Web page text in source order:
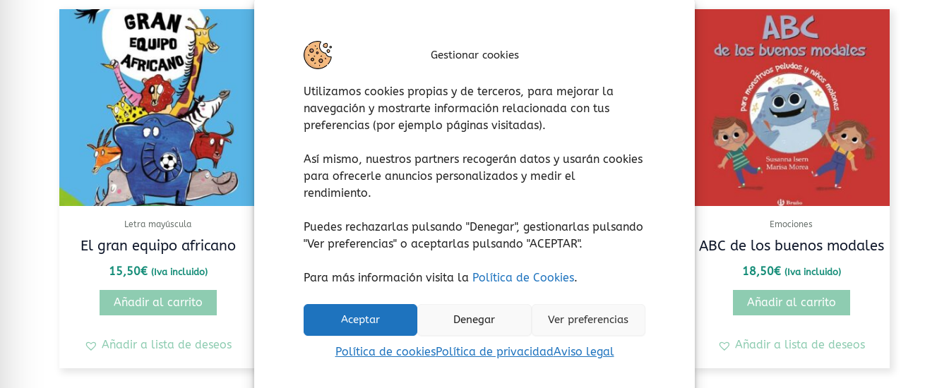
Gestionar cookies
Utilizamos cookies propias y de terceros, para mejorar la
navegación y mostrarte información relacionada con tus
preferencias (por ejemplo páginas visitadas).
Así mismo, nuestros partners recogerán datos y usarán cookies
para ofrecerle anuncios personalizados y medir el
rendimiento.
Puedes rechazarlas pulsando "Denegar", gestionarlas pulsando
"Ver preferencias" o aceptarlas pulsando "ACEPTAR".
Para más información visita la Política de Cookies.
Aceptar Denegar Ver preferencias
Política de cookiesPolítica de privacidadAviso legal
Letra mayúscula
El gran equipo africano
15,50€ (Iva incluido)
Añadir al carrito
Añadir a lista de deseos
Arte y creatividad
Un libro (cartoné)
14,00 (Iva incluido)
Añadir al carrito
Añadir a lista de deseos
Letra mayúscula
Un abuelo por el tiempo
16,00
Añadir a lista de deseos
Emociones
ABC de los buenos modales
18,50€ (Iva incluido)
Añadir al carrito
Añadir a lista de deseos